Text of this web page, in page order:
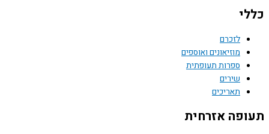
לזכרם
מוזיאונים ואוספים
ספרות תעופתית
שירים
תאריכים
אזרחית